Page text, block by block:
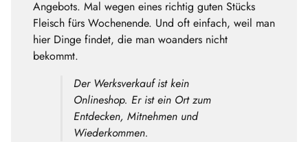
Angebots. Mal wegen eines richtig guten Stücks
Fleisch fürs Wochenende. Und oft einfach, weil man
hier Dinge findet, die man woanders nicht
bekommt.
Der Werksverkauf ist kein
Onlineshop. Er ist ein Ort zum
Entdecken, Mitnehmen und
Wiederkommen.